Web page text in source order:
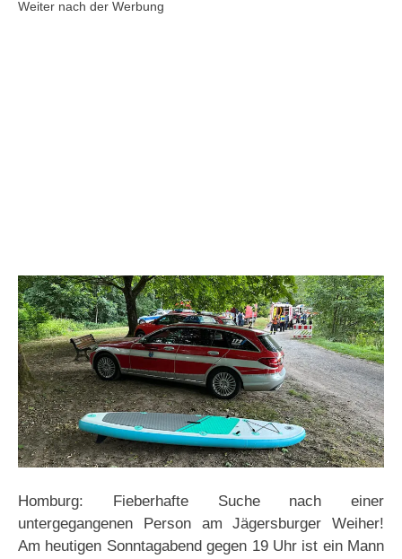
Weiter nach der Werbung
Homburg: Fieberhafte Suche nach einer
untergegangenen Person am Jägersburger Weiher!
Am heutigen Sonntagabend gegen 19 Uhr ist ein Mann